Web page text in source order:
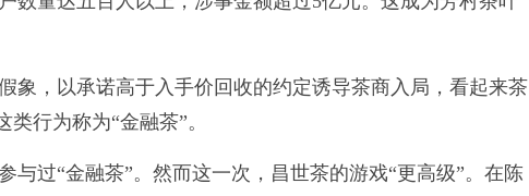
象，以承诺高于入手价回收的约定诱导茶商入局，看起来茶
行为称为“金融茶”。
过“金融茶”。然而这一次，昌世茶的游戏“更高级”。在陈